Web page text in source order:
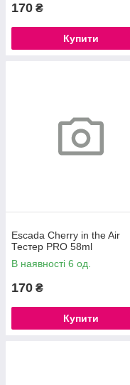
170 ₴
Купити
Escada Cherry in the Air
Тестер PRO 58ml
В наявності 6 од.
170 ₴
Купити